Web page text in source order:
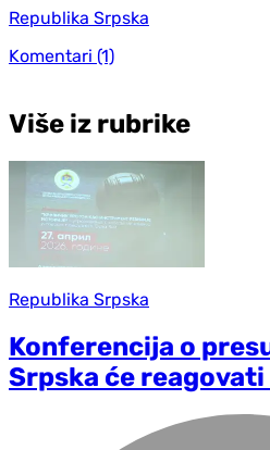
Republika Srpska
Komentari (1)
Više iz rubrike
Republika Srpska
Konferencija o
Srpska će